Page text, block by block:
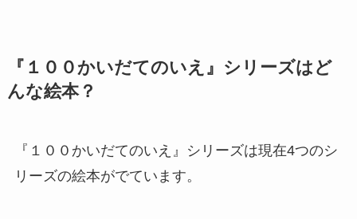
『１００かいだてのいえ』シリーズはど
んな絵本？
『１００かいだてのいえ』シリーズは現在4つのシ
リーズの絵本がでています。